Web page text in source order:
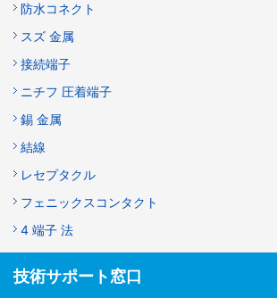
防水コネクト
スズ 金属
接続端子
ニチフ 圧着端子
錫 金属
結線
レセプタクル
フェニックスコンタクト
4 端子 法
技術サポート窓口